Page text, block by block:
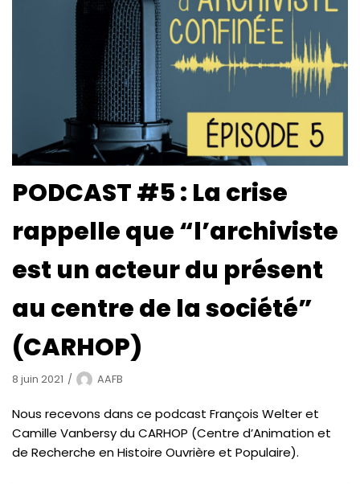
PODCAST #5 : La crise
rappelle que “l’archiviste
est un acteur du présent
au centre de la société”
(CARHOP)
8 juin 2021 AAFB
Nous recevons dans ce podcast François Welter et
Camille Vanbersy du CARHOP (Centre d’Animation et
de Recherche en Histoire Ouvrière et Populaire).